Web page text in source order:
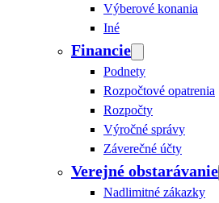
Výberové konania
Iné
Financie
Podnety
Rozpočtové opatrenia
Rozpočty
Výročné správy
Záverečné účty
Verejné obstarávanie
Nadlimitné zákazky